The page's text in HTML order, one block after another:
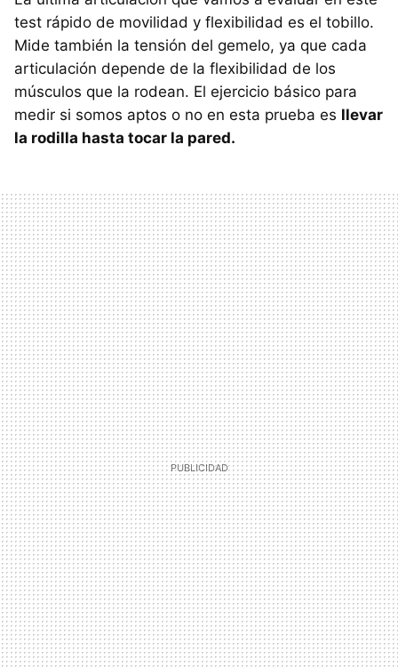
test rápido de movilidad y flexibilidad es el tobillo.
Mide también la tensión del gemelo, ya que cada
articulación depende de la flexibilidad de los
músculos que la rodean. El ejercicio básico para
medir si somos aptos o no en esta prueba es llevar
la rodilla hasta tocar la pared.